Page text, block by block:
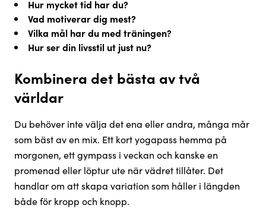
Hur mycket tid har du?
Vad motiverar dig mest?
Vilka mål har du med träningen?
Hur ser din livsstil ut just nu?
Kombinera det bästa av två
världar
Du behöver inte välja det ena eller andra, många mår
som bäst av en mix. Ett kort yogapass hemma på
morgonen, ett gympass i veckan och kanske en
promenad eller löptur ute när vädret tillåter. Det
handlar om att skapa variation som håller i längden
både för kropp och knopp.